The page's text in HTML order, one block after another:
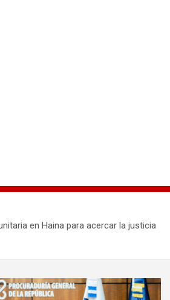
en Haina para acercar la justicia